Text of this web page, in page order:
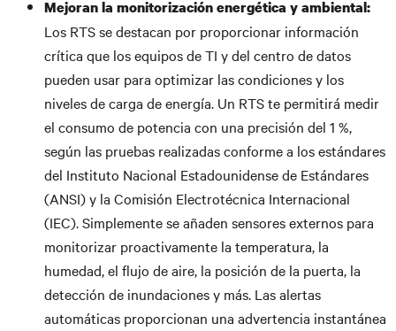
Mejoran la monitorización energética y ambiental:
Los RTS se destacan por proporcionar información
crítica que los equipos de TI y del centro de datos
pueden usar para optimizar las condiciones y los
niveles de carga de energía. Un RTS te permitirá medir
el consumo de potencia con una precisión del 1 %,
según las pruebas realizadas conforme a los estándares
del Instituto Nacional Estadounidense de Estándares
(ANSI) y la Comisión Electrotécnica Internacional
(IEC). Simplemente se añaden sensores externos para
monitorizar proactivamente la temperatura, la
humedad, el flujo de aire, la posición de la puerta, la
detección de inundaciones y más. Las alertas
automáticas proporcionan una advertencia instantánea